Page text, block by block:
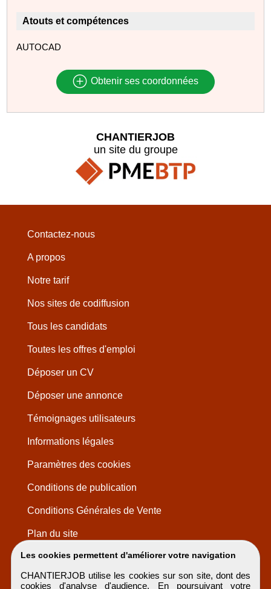
Atouts et compétences
AUTOCAD
Obtenir ses coordonnées
Les cookies permettent d'améliorer votre navigation
CHANTIERJOB utilise les cookies sur son site, dont des
cookies d'analyse d'audience. En poursuivant votre
CHANTIERJOB
un site du groupe
Contactez-nous
A propos
Notre tarif
Nos sites de codiffusion
Tous les candidats
Toutes les offres d'emploi
Déposer un CV
Déposer une annonce
Témoignages utilisateurs
Informations légales
Paramètres des cookies
Conditions de publication
Conditions Générales de Vente
Plan du site